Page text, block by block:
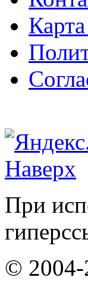
Наверх
При
© 2004-